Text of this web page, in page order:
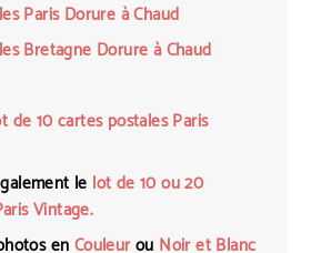
Paris Dorure à Chaud
Bretagne Dorure à Chaud
de 10 cartes postales Paris
le lot de 10 ou 20
Vintage.
en Couleurou Noir et Blanc